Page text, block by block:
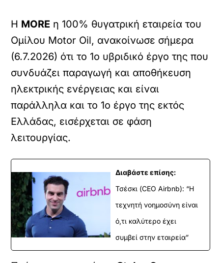
Η MORE η 100% θυγατρική εταιρεία του
Ομίλου Motor Oil, ανακοίνωσε σήμερα
(6.7.2026) ότι το 1ο υβριδικό έργο της που
συνδυάζει παραγωγή και αποθήκευση
ηλεκτρικής ενέργειας και είναι
παράλληλα και το 1ο έργο της εκτός
Ελλάδας, εισέρχεται σε φάση
λειτουργίας.
Διαβάστε επίσης:
Τσέσκι (CEO Airbnb): “Η
τεχνητή νοημοσύνη είναι
ό,τι καλύτερο έχει
συμβεί στην εταιρεία”